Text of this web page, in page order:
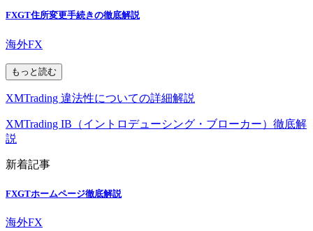
FXGT住所変更手続きの徹底解説
海外FX
もっと読む
XMTrading 違法性についての詳細解説
XMTrading IB（イントロデューシング・ブローカー）徹底解
説
新着記事
FXGTホームページ徹底解説
海外FX